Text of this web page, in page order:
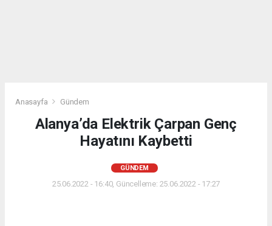
Anasayfa Gündem
Alanya’da Elektrik Çarpan Genç
Hayatını Kaybetti
GÜNDEM
25.06.2022 - 16:40, Güncelleme: 25.06.2022 - 17:27